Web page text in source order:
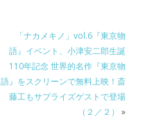
「ナカメキノ」vol.6『東京物
語』イベント、小津安二郎生誕
110年記念 世界的名作『東京物
語』をスクリーンで無料上映！斎
藤工もサプライズゲストで登場
（２／２） »